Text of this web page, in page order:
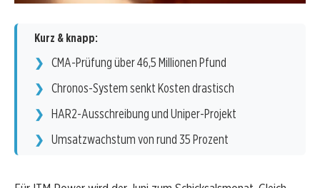
Kurz & knapp:
CMA-Prüfung über 46,5 Millionen Pfund
Chronos-System senkt Kosten drastisch
HAR2-Ausschreibung und Uniper-Projekt
Umsatzwachstum von rund 35 Prozent